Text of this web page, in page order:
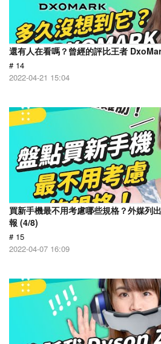
還有人在看嗎？曾經的評比王者
# 14
2022-04-21 15:04
買新手機最不用考慮哪些規格？外媒列
報 (4/8)
# 15
2022-04-07 16:09